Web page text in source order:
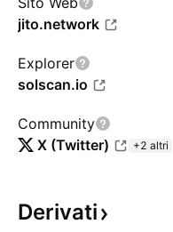
jito.network
Explorer
solscan.io
Community
X (Twitter)
+2 altri
Derivati